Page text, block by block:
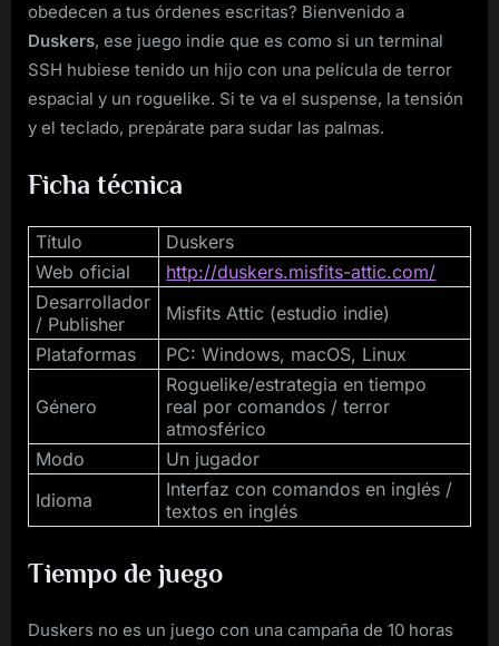
obedecen a tus órdenes escritas? Bienvenido a
Duskers, ese juego indie que es como si un terminal
SSH hubiese tenido un hijo con una película de terror
espacial y un roguelike. Si te va el suspense, la tensión
y el teclado, prepárate para sudar las palmas.
Ficha técnica
Título
Duskers
Web oficial
http://duskers.misfits-attic.com/
Desarrollador
/ Publisher
Misfits Attic (estudio indie)
Plataformas
PC: Windows, macOS, Linux
Género
Roguelike/estrategia en tiempo
real por comandos / terror
atmosférico
Modo
Un jugador
Idioma
Interfaz con comandos en inglés /
textos en inglés
Tiempo de juego
Duskers no es un juego con una campaña de 10 horas